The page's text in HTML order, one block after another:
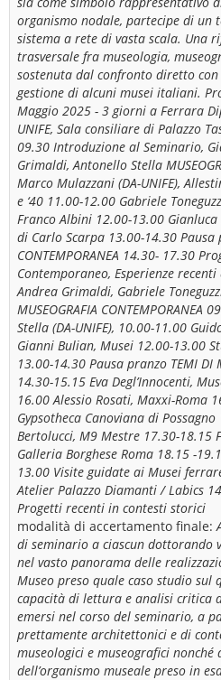
organismo nodale, partecipe di un
sistema a rete di vasta scala. Una
trasversale fra museologia,
sostenuta dal confronto diretto
gestione di alcuni musei italiani.
Maggio 2025 - 3 giorni a Ferrara
UNIFE, Sala consiliare di Palazzo
09.30 Introduzione al Seminario,
Grimaldi, Antonello Stella
Marco Mulazzani (DA-UNIFE),
e ‘40 11.00-12.00 Gabriele
Franco Albini 12.00-13.00 Gianluca
di Carlo Scarpa 13.00-14.30 Pausa
CONTEMPORANEA 14.30- 17.30
Contemporaneo, Esperienze
Andrea Grimaldi, Gabriele
MUSEOGRAFIA
Stella (DA-UNIFE), 10.00-11.00
Gianni Bulian, Musei 12.00-13.00
13.00-14.30 Pausa pranzo TEMI DI
14.30-15.15 Eva Degl’Innocenti,
16.00 Alessio Rosati, Maxxi-Roma
Gypsotheca Canoviana di
Bertolucci, M9 Mestre 17.30-18.15
Galleria Borghese Roma 18.15 -
13.00 Visite guidate ai Musei
Atelier Palazzo Diamanti / Labics
Progetti recenti in contesti storici
modalità di accertamento finale:
di seminario a ciascun dottorando
nel vasto panorama delle
Museo preso quale caso studio
capacità di lettura e analisi critica
emersi nel corso del seminario, a
prettamente architettonici e di
museologici e museografici
dell’organismo museale preso in